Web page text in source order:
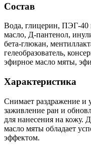
Состав
Вода, глицерин, ПЭГ-40
масло, Д-пантенол,
бета-глюкан,
гелеобразователь,
эфирное масло мяты,
Характеристика
Снимает раздражение и
заживление ран и
для нанесения на кожу.
масло мяты обладает
эффектом.